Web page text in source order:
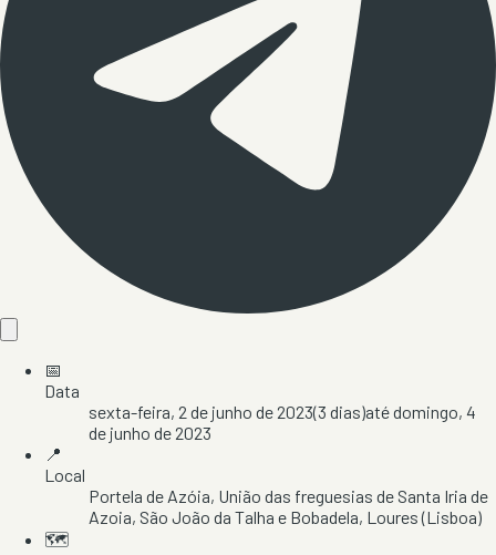
📅
Data
sexta-feira, 2 de junho de 2023(3 dias)atédomingo, 4
de junho de 2023
📍
Local
Portela de Azóia, União das freguesias de Santa Iria de
Azoia, São João da Talha e Bobadela, Loures(Lisboa)
🗺️